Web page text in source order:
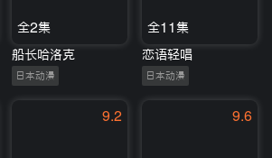
全2集
船长哈洛克
日本动漫
全11集
恋语轻唱
日本动漫
9.2 9.6